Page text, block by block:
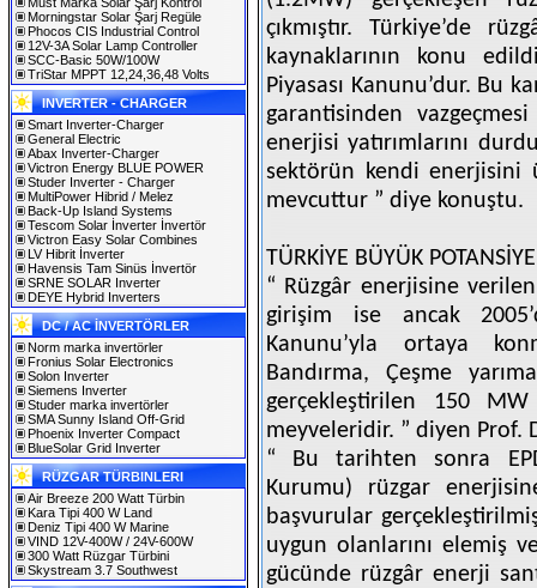
Morningstar Solar Şarj Regüle
Phocos CIS Industrial Control
12V-3A Solar Lamp Controller
SCC-Basic 50W/100W
TriStar MPPT 12,24,36,48 Volts
INVERTER - CHARGER
Smart Inverter-Charger
General Electric
Abax Inverter-Charger
Victron Energy BLUE POWER
Studer Inverter - Charger
MultiPower Hibrid / Melez
Back-Up Island Systems
Tescom Solar İnverter İnvertör
Victron Easy Solar Combines
LV Hibrit İnverter
Havensis Tam Sinüs İnvertör
SRNE SOLAR Inverter
DEYE Hybrid Inverters
DC / AC İNVERTÖRLER
Norm marka invertörler
Fronius Solar Electronics
Solon Inverter
Siemens Inverter
Studer marka invertörler
SMA Sunny Island Off-Grid
Phoenix Inverter Compact
BlueSolar Grid Inverter
RÜZGAR TÜRBINLERI
Air Breeze 200 Watt Türbin
Kara Tipi 400 W Land
Deniz Tipi 400 W Marine
VIND 12V-400W / 24V-600W
300 Watt Rüzgar Türbini
Skystream 3.7 Southwest
çıkmıştır. Türkiye’de
kaynaklarının konu
Piyasası Kanunu’dur. Bu
garantisinden
enerjisi yatırımlarını
sektörün kendi enerjisini
mevcuttur ” diye konuştu.
TÜRKİYE BÜYÜK
“ Rüzgâr enerjisine
girişim ise ancak
Kanunu’yla ortaya
Bandırma, Çeşme
gerçekleştirilen 150
meyveleridir. ” diyen Prof.
“ Bu tarihten sonra
Kurumu) rüzgar
başvurular
uygun olanlarını elemiş
gücünde rüzgâr enerji